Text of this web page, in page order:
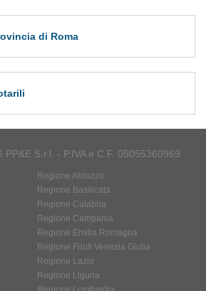
di Roma
S.r.l. - P.IVA e C.F. 05055360969
Regione Abruzzo
Regione Basilicata
Regione Calabria
Regione Campania
Regione Emilia Romagna
Regione Friuli Venezia Giulia
Regione Lazio
Regione Liguria